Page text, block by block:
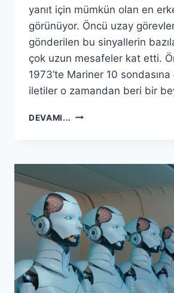
yanıt için mümkün olan en
görünüyor. Öncü uzay görevleri
gönderilen bu sinyallerin
çok uzun mesafeler kat etti.
1973’te Mariner 10
iletiler o zamandan beri bir
DEVAMI... UZAYLILARDAN
ALABILIRIZ